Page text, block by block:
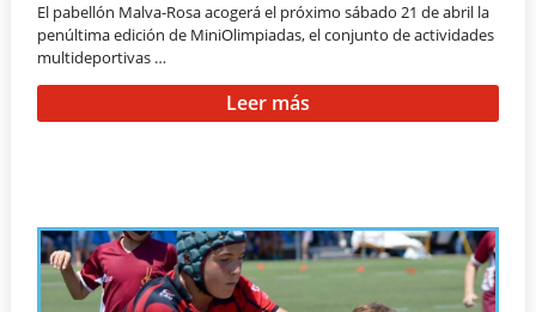
El pabellón Malva-Rosa acogerá el próximo sábado 21 de abril la
penúltima edición de MiniOlimpiadas, el conjunto de actividades
multideportivas …
Leer más